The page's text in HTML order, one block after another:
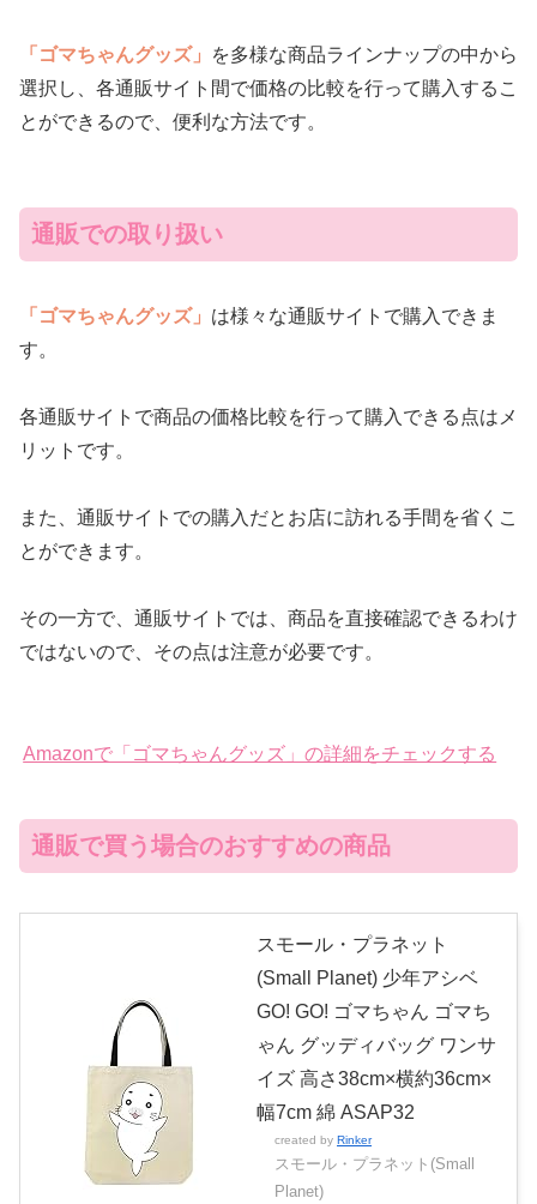
「ゴマちゃんグッズ」
を多様な商品ラインナップの中から
選択し、各通販サイト間で価格の比較を行って購入するこ
とができるので、便利な方法です。
通販での取り扱い
「ゴマちゃんグッズ」 は様々な通販サイトで購入できま
す。
各通販サイトで商品の価格比較を行って購入できる点はメ
リットです。
また、通販サイトでの購入だとお店に訪れる手間を省くこ
とができます。
その一方で、通販サイトでは、商品を直接確認できるわけ
ではないので、その点は注意が必要です。
Amazonで「ゴマちゃんグッズ」の詳細をチェックする
通販で買う場合のおすすめの商品
スモール・プラネット
(Small Planet) 少年アシベ
GO! GO! ゴマちゃん ゴマち
ゃん グッディバッグ ワンサ
イズ 高さ38cm×横約36cm×
幅7cm 綿 ASAP32
created by Rinker
スモール・プラネット(Small
Planet)